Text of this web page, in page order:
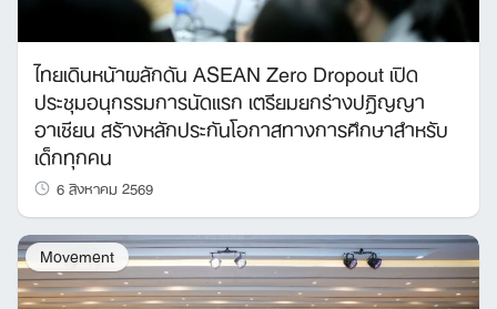
ไทยเดินหน้าผลักดัน ASEAN Zero Dropout เปิด
ประชุมอนุกรรมการนัดแรก เตรียมยกร่างปฏิญญา
อาเซียน สร้างหลักประกันโอกาสทางการศึกษาสำหรับ
เด็กทุกคน
6 สิงหาคม 2569
Movement